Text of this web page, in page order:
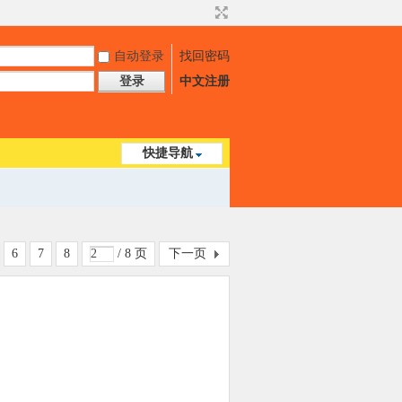
自动登录
找回密码
登录 中文注册
快捷导航
6 7 8 / 8 页 下一页